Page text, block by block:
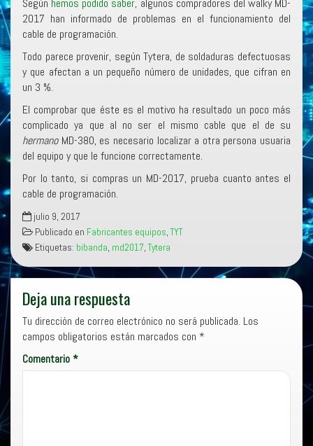
Según hemos podido saber, algunos compradores del walky MD-
2017 han informado de problemas en el funcionamiento del
cable de programación.
Todo parece provenir, según Tytera, de soldaduras defectuosas
y que afectan a un pequeño número de unidades, que cifran en
un 3 %.
El comprobar que éste es el motivo ha resultado un poco más
complicado ya que al no ser el mismo cable que el de su
hermanoMD-380, es necesario localizar a otra persona usuaria
del equipo y que le funcione correctamente.
Por lo tanto, si compras un MD-2017, prueba cuanto antes el
cable de programación.
julio 9, 2017
Publicado en Fabricantes equipos,TYT
Etiquetas: bibanda, md2017,Tytera
Deja una respuesta
Tu dirección de correo electrónico no será publicada. Los
campos obligatorios están marcados con *
Comentario*